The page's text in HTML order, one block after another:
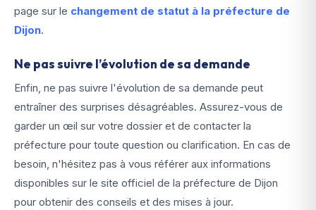
page sur le changement de statut à la préfecture de
Dijon.
Ne pas suivre l’évolution de sa demande
Enfin, ne pas suivre l'évolution de sa demande peut
entraîner des surprises désagréables. Assurez-vous de
garder un œil sur votre dossier et de contacter la
préfecture pour toute question ou clarification. En cas de
besoin, n'hésitez pas à vous référer aux informations
disponibles sur le site officiel de la préfecture de Dijon
pour obtenir des conseils et des mises à jour.